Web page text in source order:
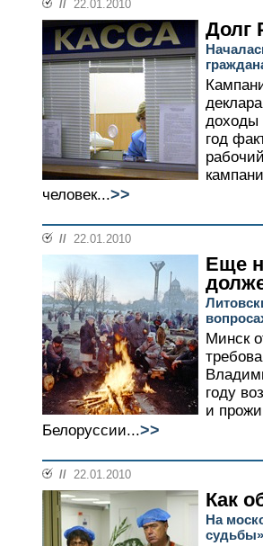
// 22.01.2010
Долг
доходы
год
человек...>>
// 22.01.2010
Еще
Минск
году
и
Белоруссии...>>
// 22.01.2010
Как
На
судьбы»